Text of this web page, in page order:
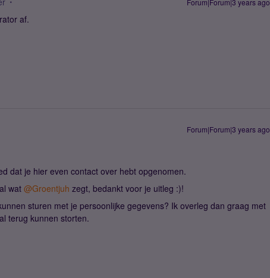
Forum|Forum|3 years ago
af.
Forum|Forum|3 years ago
dat je hier even contact over hebt opgenomen.
wat @Groentjuh zegt, bedankt voor je uitleg :)!
sturen met je persoonlijke gegevens? Ik overleg dan graag met
terug kunnen storten.